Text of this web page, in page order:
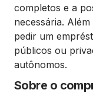
completos e a
necessária.
pedir um
públicos ou
autônomos.
Sobre o